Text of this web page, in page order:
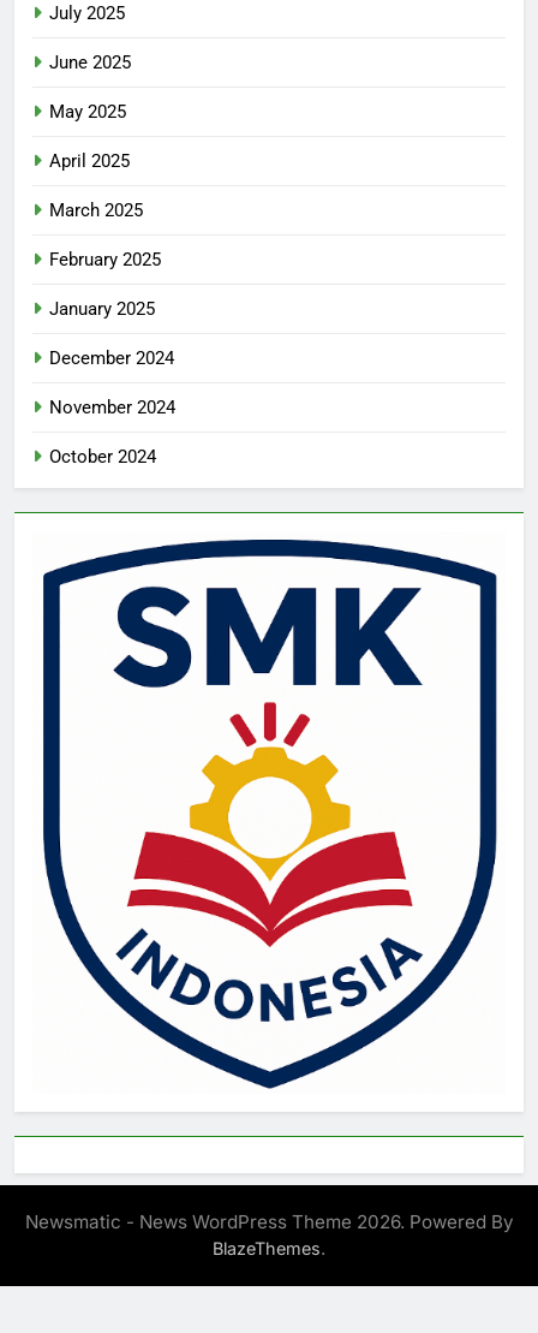
July 2025
June 2025
May 2025
April 2025
March 2025
February 2025
January 2025
December 2024
November 2024
October 2024
Newsmatic - News WordPress Theme 2026. Powered By
BlazeThemes.